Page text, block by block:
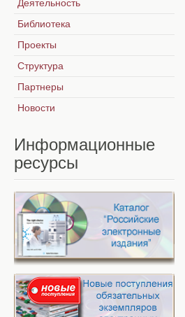
Деятельность
Библиотека
Проекты
Структура
Партнеры
Новости
Информационные
ресурсы